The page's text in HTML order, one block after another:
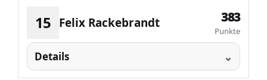
15 Felix Rackebrandt 383
Punkte
Details